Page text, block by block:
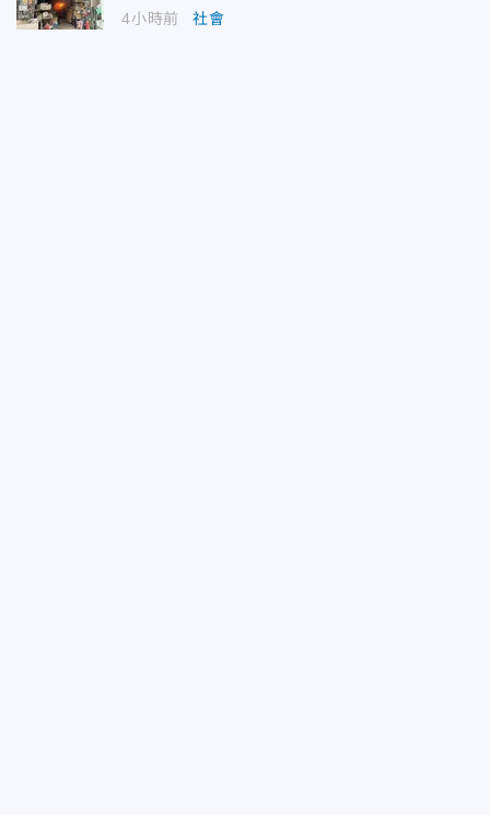
4小時前 社會